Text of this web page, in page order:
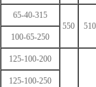
65-40-315
550
510
100-65-250
125-100-200
125-100-250